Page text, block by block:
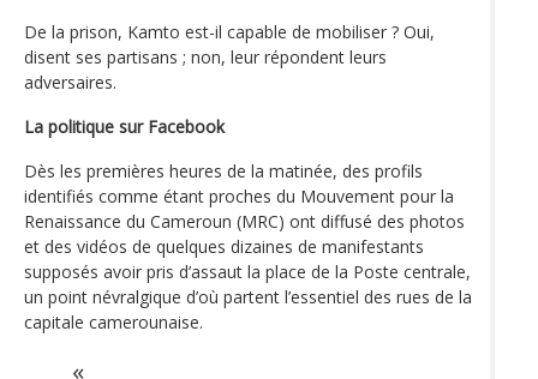
De la prison, Kamto est-il capable de mobiliser ? Oui,
disent ses partisans ; non, leur répondent leurs
adversaires.
La politique sur Facebook
Dès les premières heures de la matinée, des profils
identifiés comme étant proches du Mouvement pour la
Renaissance du Cameroun (MRC) ont diffusé des photos
et des vidéos de quelques dizaines de manifestants
supposés avoir pris d’assaut la place de la Poste centrale,
un point névralgique d’où partent l’essentiel des rues de la
capitale camerounaise.